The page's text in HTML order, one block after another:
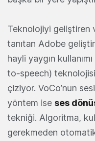
Teknolojiyi geliştiren
tanıtan Adobe
hayli yaygın
to-speech)
çiziyor. VoCo’nun
yöntem ise ses
tekniği. Algoritma,
gerekmeden